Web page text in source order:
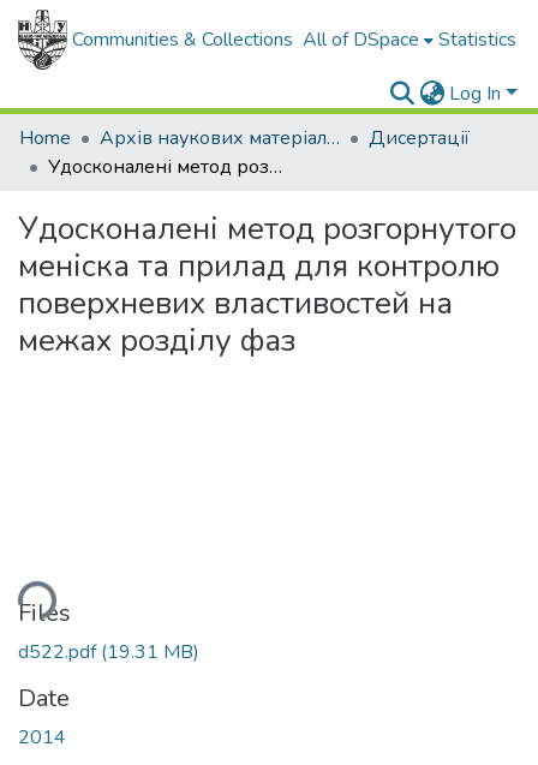
Communities & Collections All of DSpace Statistics
Log In
Home
Архів наукових матеріалів
Дисертації
Удосконалені метод розгорнутого меніска та прилад для контролю поверхневих властивостей на межах розділу фаз
Удосконалені метод розгорнутого
меніска та прилад для контролю
поверхневих властивостей на
межах розділу фаз
Files
d522.pdf(19.31 MB)
Date
2014